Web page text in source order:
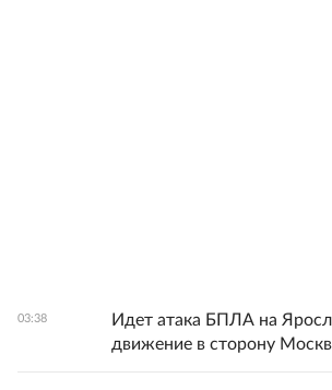
03:38
Идет атака БПЛА на
движение в сторону